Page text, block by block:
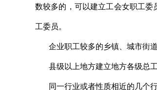
数较多的，可以建立工会女职工
工委员。
企业职工较多的乡镇、城市街
县级以上地方建立地方各级总工
同一行业或者性质相近的几个